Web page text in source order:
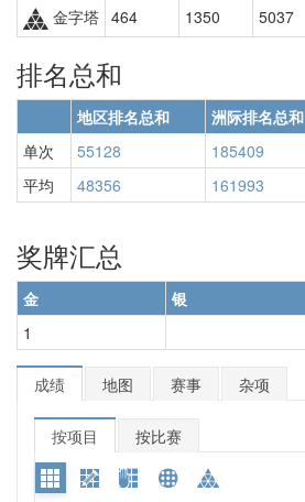
金字塔 464 1350 5037
排名总和
地区排名总和 洲际排名总和
单次
55128 185409
平均
48356 161993
奖牌汇总
金 银
1
成绩 地图 赛事 杂项
按项目 按比赛